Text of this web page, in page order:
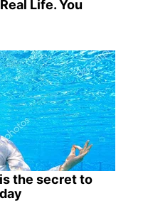
Life. You
the secret to